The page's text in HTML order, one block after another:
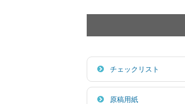
チェックリスト
原稿用紙